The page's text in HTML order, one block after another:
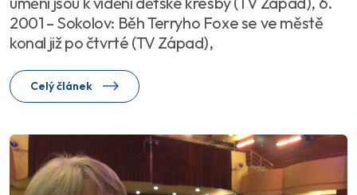
2001 – Sokolov: Běh Terryho Foxe se ve městě
konal již po čtvrté (TV Západ),
Celý článek